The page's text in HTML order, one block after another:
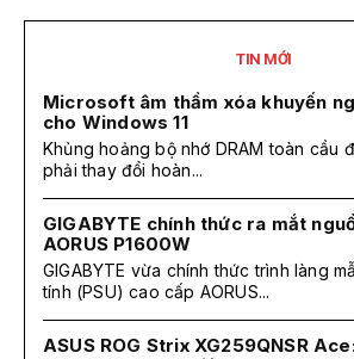
TIN MỚI
Microsoft âm thầm xóa khuyến
cho Windows 11
Khủng hoảng bộ nhớ DRAM toàn cầu
phải thay đổi hoàn...
GIGABYTE chính thức ra mắt
AORUS P1600W
GIGABYTE vừa chính thức trình làng
tính (PSU) cao cấp AORUS...
ASUS ROG Strix XG259QNSR